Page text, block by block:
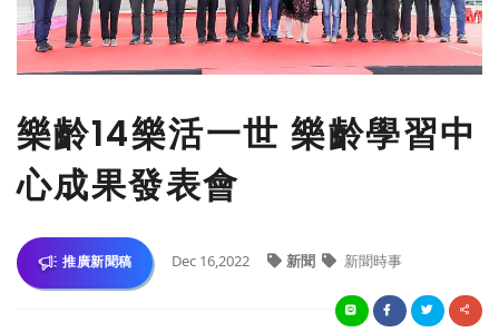
樂齡14樂活一世 樂齡學習中
心成果發表會
推廣新聞稿 Dec 16,2022 新聞 新聞時事